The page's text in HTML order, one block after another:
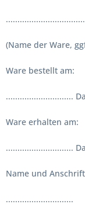
(Name der Ware,
Ware bestellt am:
.............................
Ware erhalten am:
.............................
Name und
.............................